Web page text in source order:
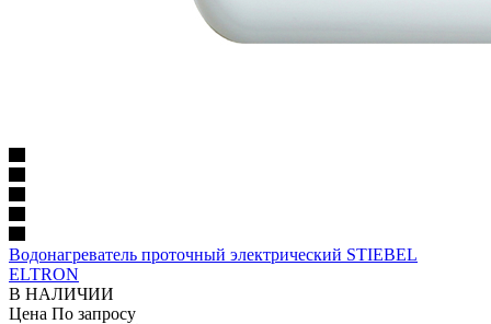
Водонагреватель проточный электрический STIEBEL
ELTRON
В НАЛИЧИИ
Цена По запросу